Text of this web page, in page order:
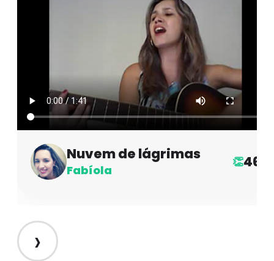
Nuvem de lágrimas
Fabíola
👏46
›